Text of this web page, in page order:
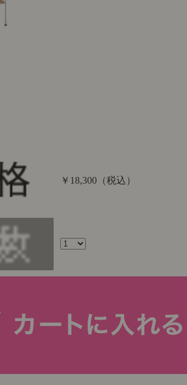
￥18,300 （税込）